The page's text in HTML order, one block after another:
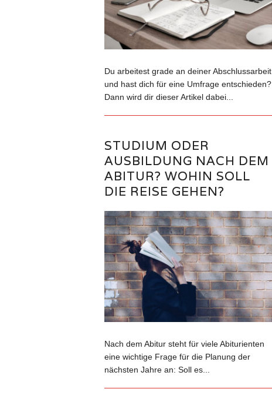
Du arbeitest grade an deiner Abschlussarbeit
und hast dich für eine Umfrage entschieden?
Dann wird dir dieser Artikel dabei...
STUDIUM ODER
AUSBILDUNG NACH DEM
ABITUR? WOHIN SOLL
DIE REISE GEHEN?
Nach dem Abitur steht für viele Abiturienten
eine wichtige Frage für die Planung der
nächsten Jahre an: Soll es...